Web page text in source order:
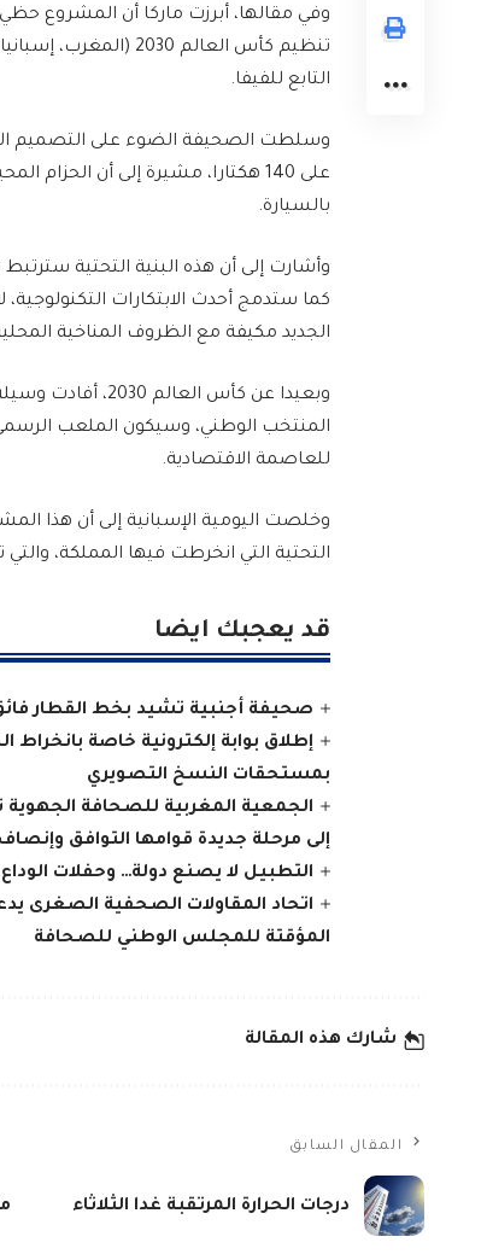
وفي مقالها، أبرزت ماركا أن المشروع
التابع للفيفا.
وسلطت الصحيفة الضوء على التصميم
على 140 هكتارا، مشيرة إلى أن
بالسيارة.
وأشارت إلى أن هذه البنية التحتية
كما ستدمج أحدث الابتكارات
الجديد مكيفة مع الظروف المناخية
وبعيدا عن كأس
المنتخب الوطني، وسيكون الملعب الرسمي
للعاصمة الاقتصادية.
وخلصت اليومية الإسبانية إلى أن هذا
التحتية التي انخرطت فيها المملكة،
قد يعجبك ايضا
صحيفة أجنبية تشيد بخط القطار
إطلاق بوابة إلكترونية خاصة
بمستحقات النسخ التصويري
الجمعية المغربية للصحافة
إلى مرحلة جديدة قوامها التوافق
التطبيل لا يصنع دولة… وحفلات
اتحاد المقاولات الصحفية الصغرى
المؤقتة للمجلس الوطني للصحافة
شارك هذه المقالة
المقال السابق
درجات الحرارة المرتقبة غدا الثلاثاء